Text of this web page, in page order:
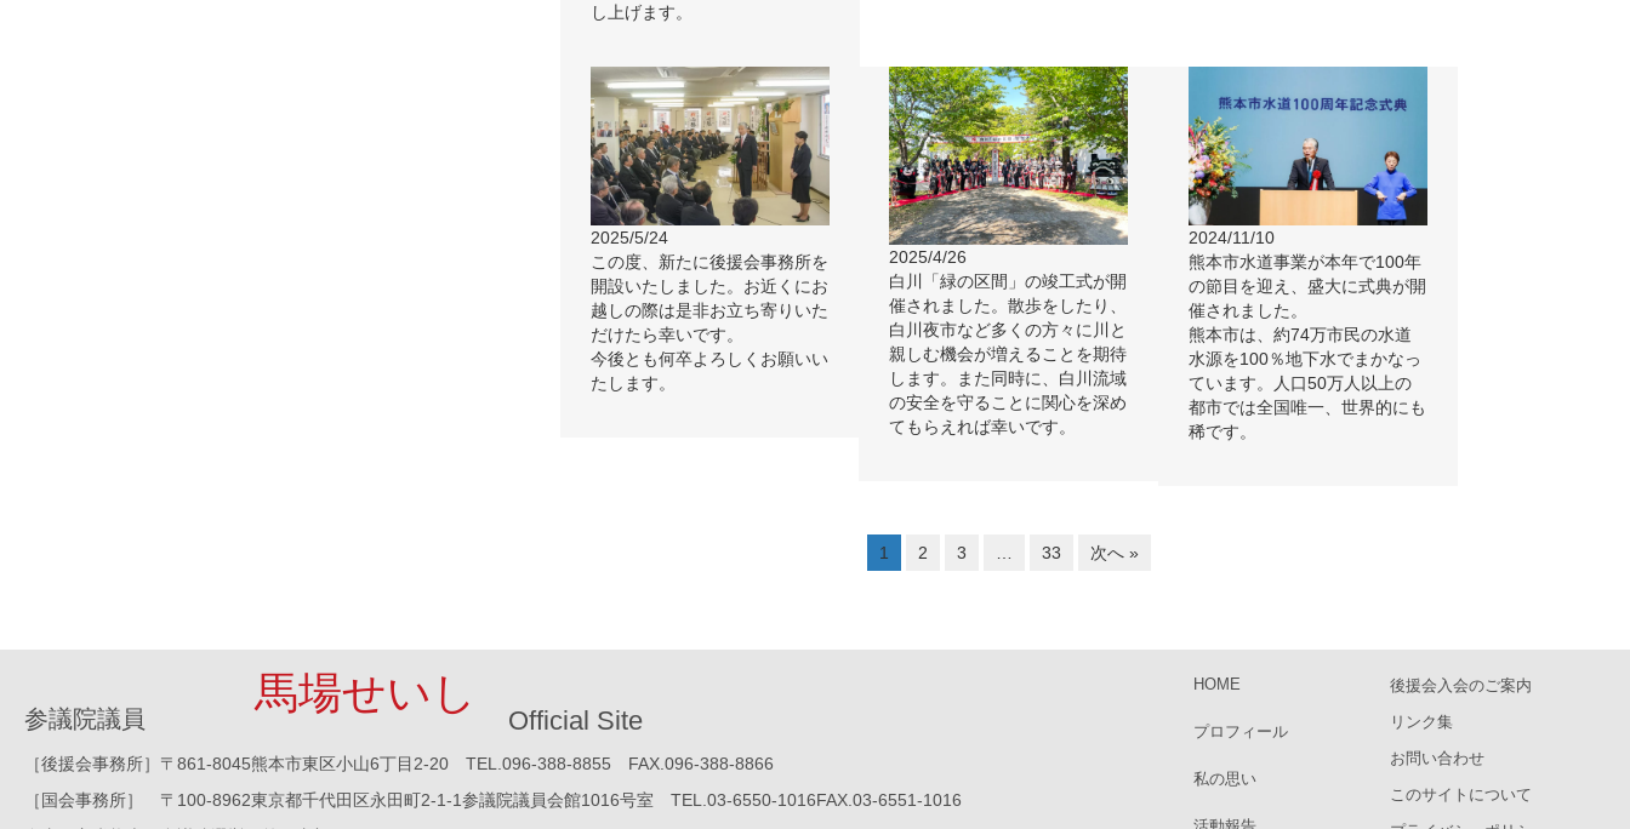
し上げます。
2025/5/24
この度、新たに後援会事務所を
開設いたしました。お近くにお
越しの際は是非お立ち寄りいた
だけたら幸いです。
今後とも何卒よろしくお願いい
たします。
2025/4/26
白川「緑の区間」の竣工式が開
催されました。散歩をしたり、
白川夜市など多くの方々に川と
親しむ機会が増えることを期待
します。また同時に、白川流域
の安全を守ることに関心を深め
てもらえれば幸いです。
2024/11/10
熊本市水道事業が本年で100年
の節目を迎え、盛大に式典が開
催されました。
熊本市は、約74万市民の水道
水源を100％地下水でまかなっ
ています。人口50万人以上の
都市では全国唯一、世界的にも
稀です。
1 2 3 … 33 次へ »
参議院議員
馬場せいし
Official Site
［後援会事務所］〒861-8045熊本市東区小山6丁目2-20 TEL.096-388-8855 FAX.096-388-8866
［国会事務所］ 〒100-8962東京都千代田区永田町2-1-1参議院議員会館1016号室 TEL.03-6550-1016FAX.03-6551-1016
HOME
プロフィール
私の思い
後援会入会のご案内
リンク集
お問い合わせ
このサイトについて